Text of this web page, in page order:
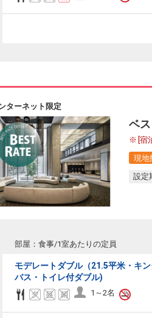
ターネット限定
ベ
[宿
現地
設定
部屋：食事/1室あたりの定員
モデレートダブル（21.5平米・キ
バス・トイレ付ダブル)
1～2名